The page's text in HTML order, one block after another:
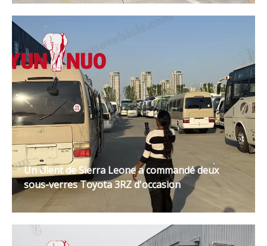
Un client de Sierra Leone a commandé deux
sous-verres Toyota 3RZ d'occasion